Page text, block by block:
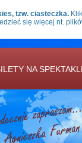
tzw. ciasteczka.
się więcej nt.
NA